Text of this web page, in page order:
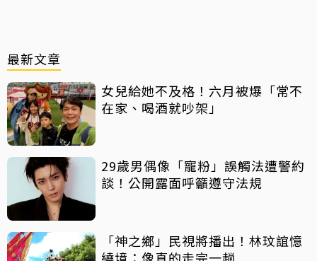
最新文章
女兒給她不及格！六月被爆「常不
在家、喝酒就吵架」
29歲男偶像「寵粉」誤觸法遭警約
談！公開露面呼籲遵守法規
「神之鄉」民視將播出！林玟誼憶